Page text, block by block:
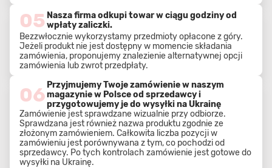
05 Nasza firma odkupi towar w ciągu godziny od
wpłaty zaliczki.
Bezzwłocznie wykorzystamy przedmioty opłacone z góry.
Jeżeli produkt nie jest dostępny w momencie składania
zamówienia, proponujemy znalezienie alternatywnej opcji
zamówienia lub zwrot przedpłaty.
06 Przyjmujemy Twoje zamówienie w naszym
magazynie w Polsce od sprzedawcy i
przygotowujemy je do wysyłki na Ukrainę
Zamówienie jest sprawdzane wizualnie przy odbiorze.
Sprawdzana jest również nazwa produktu zgodnie ze
złożonym zamówieniem. Całkowita liczba pozycji w
zamówieniu jest porównywana z tym, co pochodzi od
sprzedawcy. Po tych kontrolach zamówienie jest gotowe do
wysyłki na Ukrainę.